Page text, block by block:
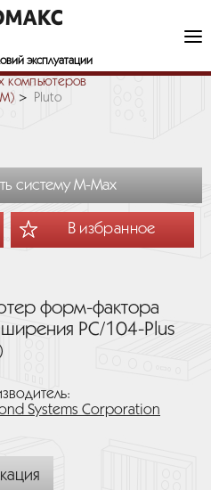
эксплуатации
компьютеров
Pluto
систему М-Мах
В избранное
форм-фактора
PC/104-Plus
Systems Corporation